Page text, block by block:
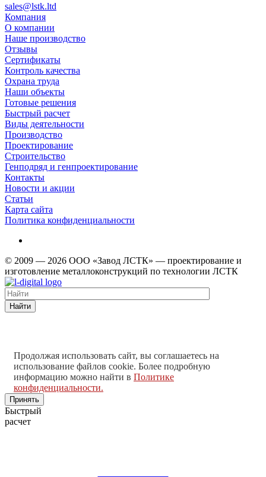
sales@lstk.ltd
Компания
О компании
Наше производство
Отзывы
Сертификаты
Контроль качества
Охрана труда
Наши объекты
Готовые решения
Быстрый расчет
Виды деятельности
Производство
Проектирование
Строительство
Генподряд и генпроектирование
Контакты
Новости и акции
Статьи
Карта сайта
Политика конфиденциальности
© 2009 — 2026 ООО «Завод ЛСТК» — проектирование и
изготовление металлоконструкций по технологии ЛСТК
Найти
Продолжая использовать сайт, вы соглашаетесь на
использование файлов cookie. Более подробную
информацию можно найти в Политике
конфиденциальности.
Принять
Быстрый
расчет